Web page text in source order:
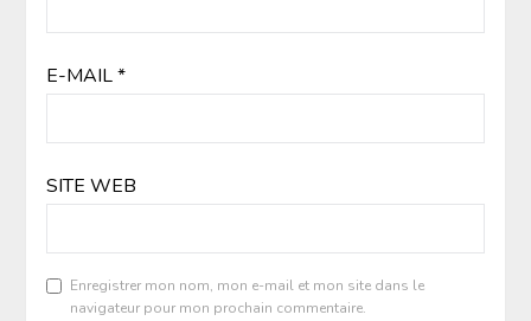
E-MAIL*
SITE WEB
Enregistrer mon nom, mon e-mail et mon site dans le
navigateur pour mon prochain commentaire.